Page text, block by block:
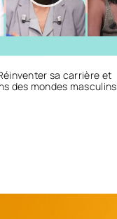
sa carrière et
des mondes masculins